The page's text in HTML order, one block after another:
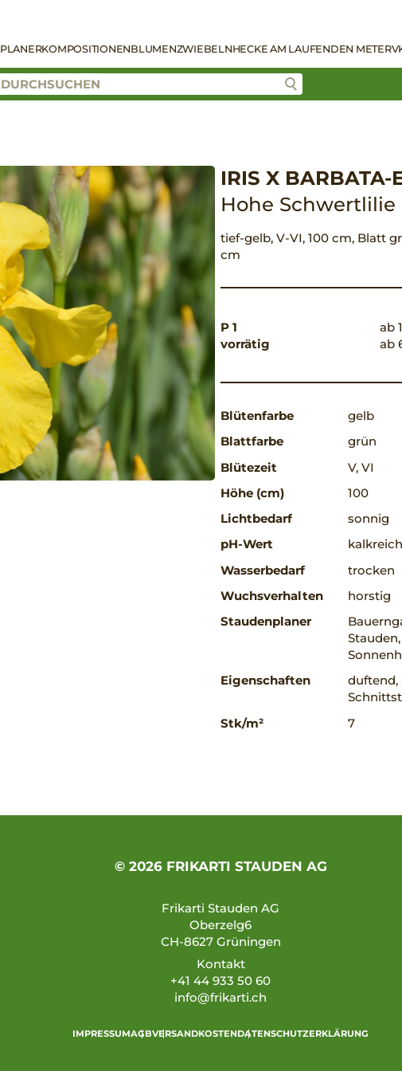
PLANERKOMPOSITIONENBLUMENZWIEBELNHECKE AM LAUFENDEN METER
IRIS X BARBATA-
Hohe Schwertlilie
tief-gelb, V-VI, 100 cm, Blatt
cm
P 1
vorrätig
ab
ab
Blütenfarbe
gelb
Blattfarbe
grün
Blütezeit
V, VI
Höhe (cm)
100
Lichtbedarf
sonnig
pH-Wert
Wasserbedarf
trocken
Wuchsverhalten
horstig
Staudenplaner
Eigenschaften
duftend,
Stk/m²
7
© 2026 FRIKARTI STAUDEN AG
Frikarti Stauden AG
Oberzelg6
CH-8627 Grüningen
Kontakt
+41 44 933 50 60
info@frikarti.ch
IMPRESSUMAGBVERSANDKOSTENDATENSCHUTZERKLÄRUNG